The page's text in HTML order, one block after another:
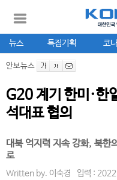
뉴스 특집기획 코
안보뉴스
G20 계기 한미·한
석대표 협의
대북 억지력 지속 강화, 북한
로
Written by. 이숙경 입력 :